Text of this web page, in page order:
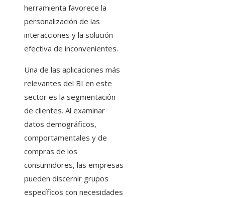
herramienta favorece la
personalización de las
interacciones y la solución
efectiva de inconvenientes.
Una de las aplicaciones más
relevantes del BI en este
sector es la segmentación
de clientes. Al examinar
datos demográficos,
comportamentales y de
compras de los
consumidores, las empresas
pueden discernir grupos
específicos con necesidades